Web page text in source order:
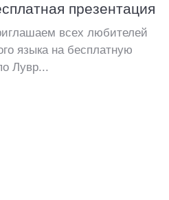
презентация
всех любителей
языка на бесплатную
Лувр...